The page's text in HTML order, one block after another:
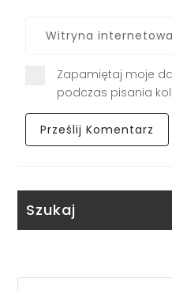
Zapamiętaj moje
podczas pisania
Szukaj